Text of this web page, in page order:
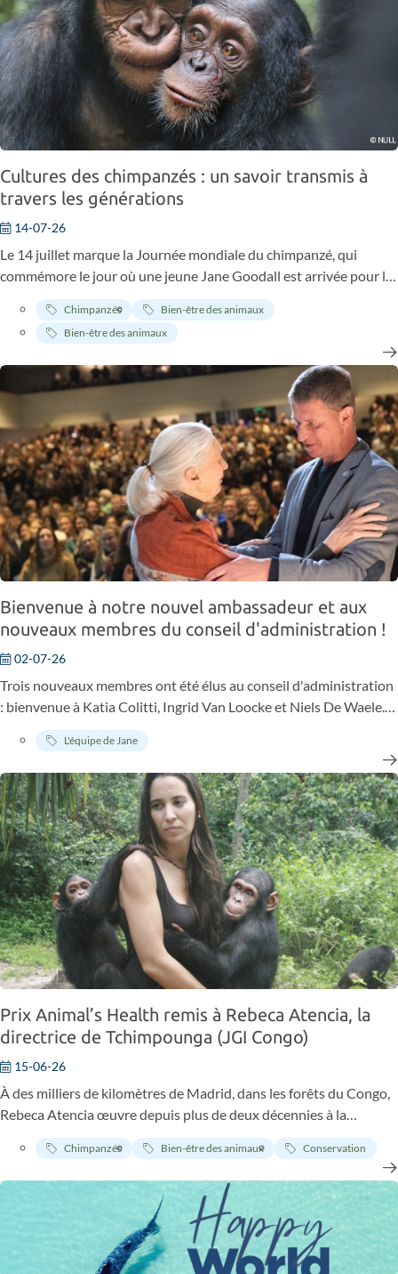
Cultures des chimpanzés : un savoir transmis à
travers les générations
14-07-26
Le 14 juillet marque la Journée mondiale du chimpanzé, qui
commémore le jour où une jeune Jane Goodall est arrivée pour la
première fois à Gombe, en Tanzanie, en 1960. Plus de 65 ans plus
tard, ses découvertes révolutionnaires continuent de transformer
notre compréhension des chimpanzés et d'inspirer l'engagement
continu de l'Institut Jane Goodall pour leur protection et celle de
leur habitat.
Chimpanzés
Bien-être des animaux
Bien-être des animaux
Bienvenue à notre nouvel ambassadeur et aux
nouveaux membres du conseil d'administration !
02-07-26
Trois nouveaux membres ont été élus au conseil d'administration
: bienvenue à Katia Colitti, Ingrid Van Loocke et Niels De Waele.
Deux membres quittent leurs fonctions : Juno Hautekiet et Paul
Maassen. Quant à nos ambassadeurs, Ignace Schops remplacera
Charline Van Snick.
L'équipe de Jane
Prix Animal’s Health remis à Rebeca Atencia, la
directrice de Tchimpounga (JGI Congo)
15-06-26
À des milliers de kilomètres de Madrid, dans les forêts du Congo,
Rebeca Atencia œuvre depuis plus de deux décennies à la
protection des chimpanzés et des écosystèmes dont ils
dépendent. Ce travail de terrain a été récompensé ce lundi 15 juin
lors de la cinquième édition des Prix Animal’s Health.
Chimpanzés Bien-être des animaux Conservation